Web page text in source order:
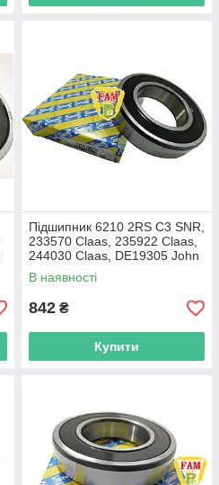
Підшипник 6210 2RS C3 SNR,
233570 Claas, 235922 Claas,
244030 Claas, DE19305 John
Deere
В наявності
842 ₴
Купити